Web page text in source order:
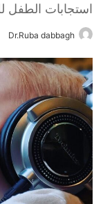
استجابات الطفل
Dr.Ruba dabbagh